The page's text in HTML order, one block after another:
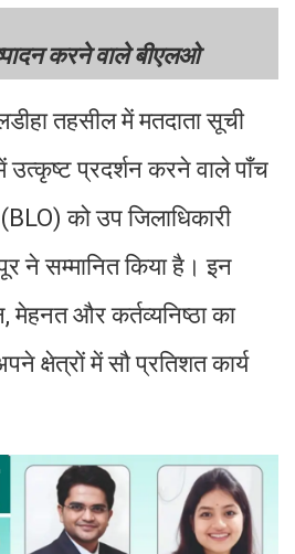
करने वाले बीएलओ
तहसील में मतदाता सूची
उत्कृष्ट प्रदर्शन करने वाले पाँच
को उप जिलाधिकारी
ने सम्मानित किया है। इन
और कर्तव्यनिष्ठा का
क्षेत्रों में सौ प्रतिशत कार्य